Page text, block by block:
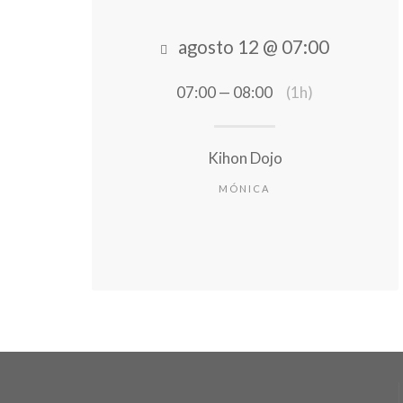
agosto 12 @ 07:00
07:00 — 08:00 (1h)
Kihon Dojo
MÓNICA